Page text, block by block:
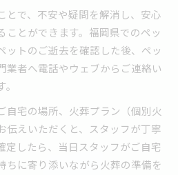
とで、不安や疑問を解消し、安心
ことができます。福岡県でのペッ
ットのご逝去を確認した後、ペッ
業者へ電話やウェブからご連絡い
自宅の場所、火葬プラン（個別火
伝えいただくと、スタッフが丁寧
定したら、当日スタッフがご自宅
ちに寄り添いながら火葬の準備を